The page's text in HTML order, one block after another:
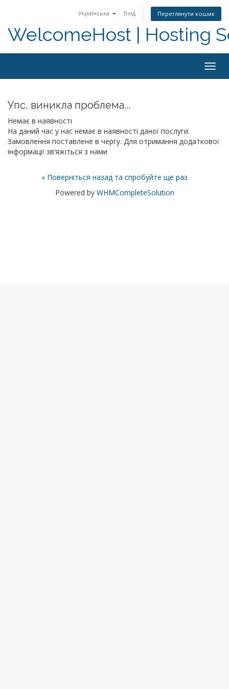
Українська Вхід Переглянути кошик
WelcomeHost | Hosting
Упс, виникла проблема...
Немає в наявності
На даний час у нас немає в наявності даної послуги.
Замовлення поставлене в чергу. Для отримання додаткової
інформації зв’яжіться з нами
« Поверніться назад та спробуйте ще раз
Powered by WHMCompleteSolution